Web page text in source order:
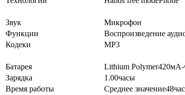
Звук
Микрофон
Функции
Воспроизведение
Кодеки
MP3
Батарея
Lithium Polymer420мА-
Зарядка
1.00часы
Время работы
Среднее значение48